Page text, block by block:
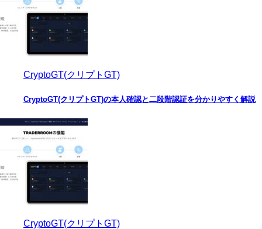
CryptoGT(クリプトGT)
CryptoGT(クリプトGT)の本人確認と二段階認証を分かりやすく解説
CryptoGT(クリプトGT)